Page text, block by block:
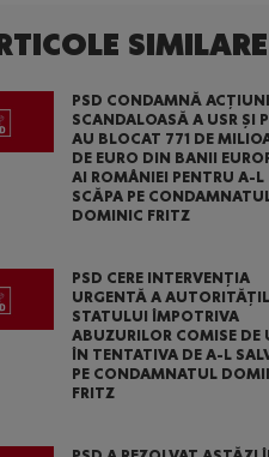
SIMILARE
PSD CONDAMNĂ
SCANDALOASĂ A USR ȘI
AU BLOCAT 771 DE
DE EURO DIN BANII
AI ROMÂNIEI PENTRU A-L
SCĂPA PE
DOMINIC FRITZ
PSD CERE INTERVENȚIA
URGENTĂ A
STATULUI ÎMPOTRIVA
ABUZURILOR COMISE DE
ÎN TENTATIVA DE A-L
PE CONDAMNATUL
FRITZ